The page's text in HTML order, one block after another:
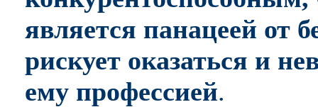
является панацеей от
рискует оказаться и
ему профессией.